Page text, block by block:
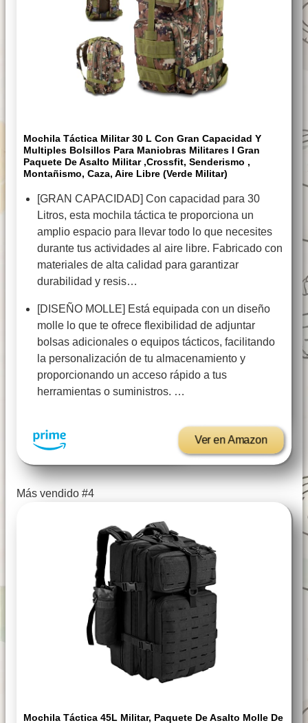
Mochila Táctica Militar 30 L Con Gran Capacidad Y
Multiples Bolsillos Para Maniobras Militares I Gran
Paquete De Asalto Militar ,Crossfit, Senderismo ,
Montañismo, Caza, Aire Libre (Verde Militar)
[GRAN CAPACIDAD] Con capacidad para 30
Litros, esta mochila táctica te proporciona un
amplio espacio para llevar todo lo que necesites
durante tus actividades al aire libre. Fabricado con
materiales de alta calidad para garantizar
durabilidad y resis…
[DISEÑO MOLLE] Está equipada con un diseño
molle lo que te ofrece flexibilidad de adjuntar
bolsas adicionales o equipos tácticos, facilitando
la personalización de tu almacenamiento y
proporcionando un acceso rápido a tus
herramientas o suministros. …
Ver en Amazon
Más vendido #4
Mochila Táctica 45L Militar, Paquete De Asalto Molle De